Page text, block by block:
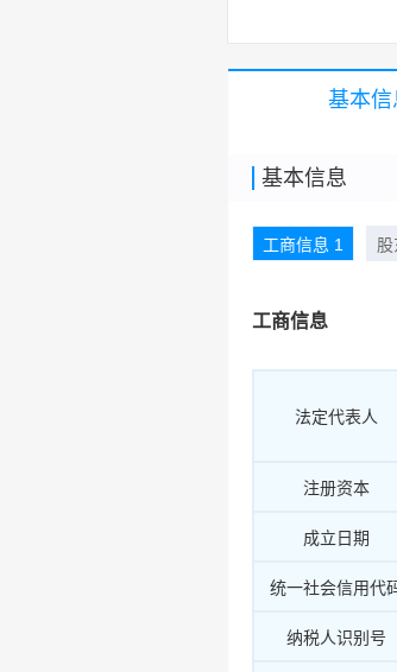
基本信
基本信息
工商信息 1 股
工商信息
法定代表人
注册资本
成立日期
统一社会信用代
纳税人识别号